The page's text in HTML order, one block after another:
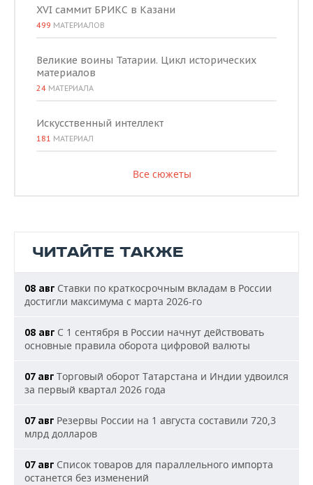
XVI саммит БРИКС в Казани
499 МАТЕРИАЛОВ
Великие воины Татарии. Цикл исторических
материалов
24 МАТЕРИАЛА
Искусственный интеллект
181 МАТЕРИАЛ
Все сюжеты
ЧИТАЙТЕ ТАКЖЕ
08 авг Ставки по краткосрочным вкладам в России
достигли максимума с марта 2026-го
08 авг С 1 сентября в России начнут действовать
основные правила оборота цифровой валюты
07 авг Торговый оборот Татарстана и Индии удвоился
за первый квартал 2026 года
07 авг Резервы России на 1 августа составили 720,3
млрд долларов
07 авг Список товаров для параллельного импорта
останется без изменений